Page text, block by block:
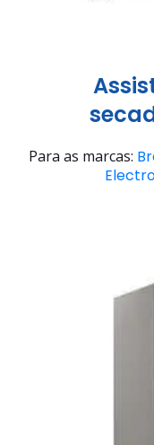
Para as marcas: